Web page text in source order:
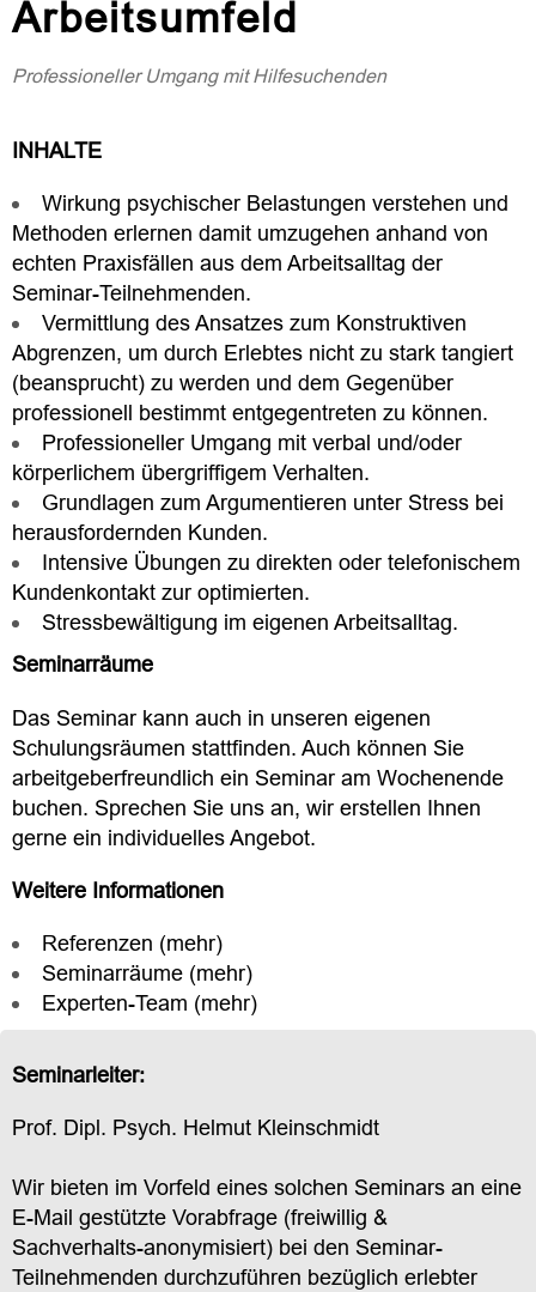
Arbeitsumfeld
Professioneller Umgang mit Hilfesuchenden
INHALTE
Wirkung psychischer Belastungen verstehen und
Methoden erlernen damit umzugehen anhand von
echten Praxisfällen aus dem Arbeitsalltag der
Seminar-Teilnehmenden.
Vermittlung des Ansatzes zum Konstruktiven
Abgrenzen, um durch Erlebtes nicht zu stark tangiert
(beansprucht) zu werden und dem Gegenüber
professionell bestimmt entgegentreten zu können.
Professioneller Umgang mit verbal und/oder
körperlichem übergriffigem Verhalten.
Grundlagen zum Argumentieren unter Stress bei
herausfordernden Kunden.
Intensive Übungen zu direkten oder telefonischem
Kundenkontakt zur optimierten.
Stressbewältigung im eigenen Arbeitsalltag.
Seminarräume
Das Seminar kann auch in unseren eigenen
Schulungsräumen stattfinden. Auch können Sie
arbeitgeberfreundlich ein Seminar am Wochenende
buchen. Sprechen Sie uns an, wir erstellen Ihnen
gerne ein individuelles Angebot.
Weitere Informationen
Referenzen (mehr)
Seminarräume (mehr)
Experten-Team (mehr)
Seminarleiter:
Prof. Dipl. Psych. Helmut Kleinschmidt
Wir bieten im Vorfeld eines solchen Seminars an eine
E-Mail gestützte Vorabfrage (freiwillig &
Sachverhalts-anonymisiert) bei den Seminar-
Teilnehmenden durchzuführen bezüglich erlebter